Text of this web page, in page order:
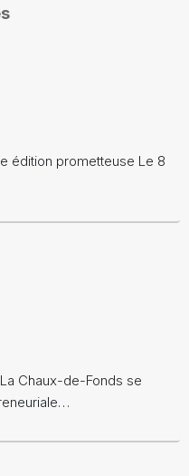
édition prometteuse Le 8
Chaux-de-Fonds se